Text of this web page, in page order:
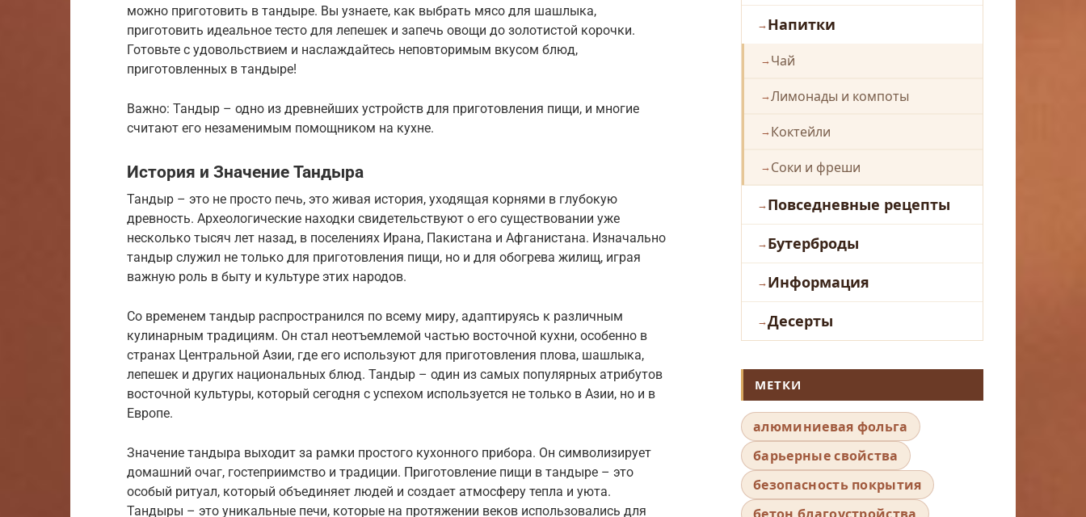
можно приготовить в тандыре. Вы узнаете, как выбрать мясо для шашлыка,
приготовить идеальное тесто для лепешек и запечь овощи до золотистой корочки.
Готовьте с удовольствием и наслаждайтесь неповторимым вкусом блюд,
приготовленных в тандыре!
Важно: Тандыр – одно из древнейших устройств для приготовления пищи, и многие
считают его незаменимым помощником на кухне.
История и Значение Тандыра
Тандыр – это не просто печь, это живая история, уходящая корнями в глубокую
древность. Археологические находки свидетельствуют о его существовании уже
несколько тысяч лет назад, в поселениях Ирана, Пакистана и Афганистана. Изначально
тандыр служил не только для приготовления пищи, но и для обогрева жилищ, играя
важную роль в быту и культуре этих народов.
Со временем тандыр распространился по всему миру, адаптируясь к различным
кулинарным традициям. Он стал неотъемлемой частью восточной кухни, особенно в
странах Центральной Азии, где его используют для приготовления плова, шашлыка,
лепешек и других национальных блюд. Тандыр – один из самых популярных атрибутов
восточной культуры, который сегодня с успехом используется не только в Азии, но и в
Европе.
Значение тандыра выходит за рамки простого кухонного прибора. Он символизирует
домашний очаг, гостеприимство и традиции. Приготовление пищи в тандыре – это
особый ритуал, который объединяет людей и создает атмосферу тепла и уюта.
Тандыры – это уникальные печи, которые на протяжении веков использовались для
Напитки
Чай
Лимонады и компоты
Коктейли
Соки и фреши
Повседневные рецепты
Бутерброды
Информация
Десерты
МЕТКИ
алюминиевая фольга
барьерные свойства
безопасность покрытия